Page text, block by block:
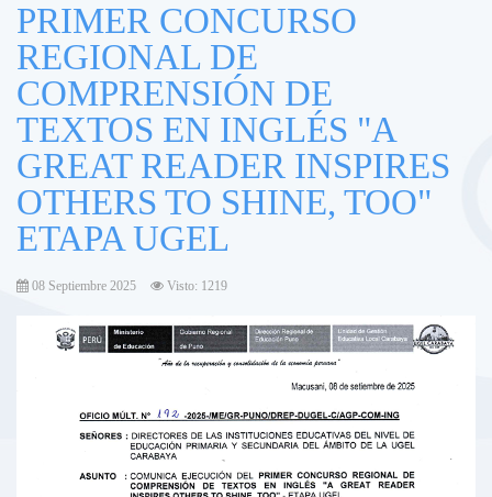
PRIMER CONCURSO
REGIONAL DE
COMPRENSIÓN DE
TEXTOS EN INGLÉS "A
GREAT READER INSPIRES
OTHERS TO SHINE, TOO"
ETAPA UGEL
08 Septiembre 2025 Visto: 1219